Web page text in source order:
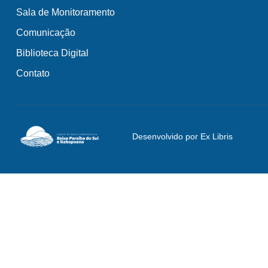
Sala de Monitoramento
Comunicação
Biblioteca Digital
Contato
Desenvolvido por Ex Libris